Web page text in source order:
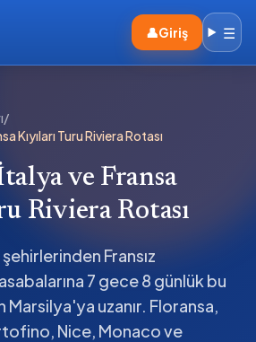
👤Giriş ☰
/
Kıyıları Turu Riviera Rotası
ve Fransa
Riviera Rotası
Fransız
7 gece 8 günlük bu
uzanır. Floransa,
Nice, Monaco ve